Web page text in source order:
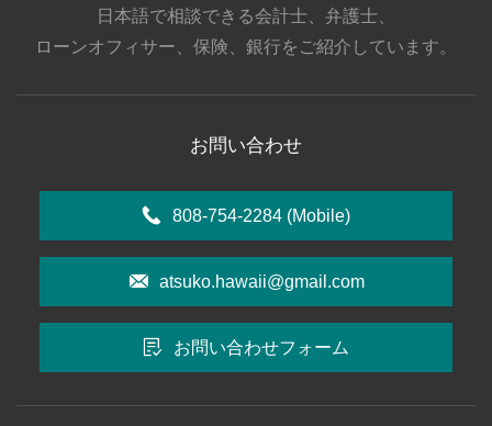
日本語で相談できる会計士、弁護士、
ローンオフィサー、保険、銀行をご紹介しています。
お問い合わせ
808-754-2284 (Mobile)
atsuko.hawaii@gmail.com
お問い合わせフォーム